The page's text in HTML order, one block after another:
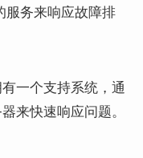
服务来响应故障排
一个支持系统，通
来快速响应问题。